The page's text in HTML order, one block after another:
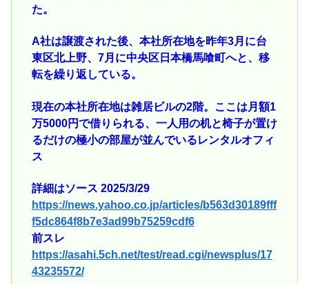
た。
A社は譲渡された後、本社所在地を昨年3月に台
東区北上野、7月に中央区日本橋馬喰町へと、移
転を繰り返している。
現在の本社所在地は雑居ビルの2階。ここは月額1
万5000円で借りられる、一人用の机と椅子が置け
るだけの極小の部屋が並んでいるレンタルオフィ
ス
詳細はソース 2025/3/29
https://news.yahoo.co.jp/articles/b563d30189fff
f5dc864f8b7e3ad99b75259cdf6
前スレ
https://asahi.5ch.net/test/read.cgi/newsplus/17
43235572/